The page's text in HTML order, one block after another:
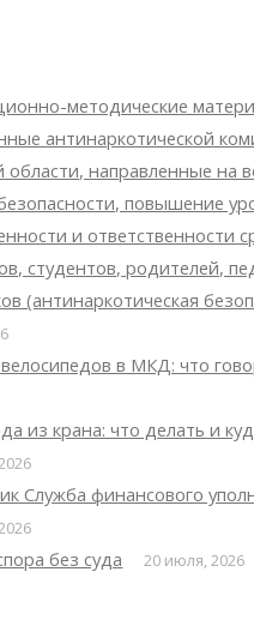
методические
антинаркотической
области, направленные на
повышение
и ответственности
студентов, родителей,
(антинаркотическая
в МКД: что
из крана: что делать и
Служба финансового
без суда 20 июля, 2026